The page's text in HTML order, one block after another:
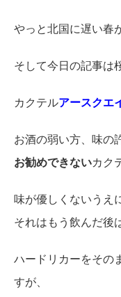
やっと北国に遅い春
そして今日の記事は
カクテルアースクエ
お酒の弱い方、味の
お勧めできないカク
味が優しくないうえ
それはもう飲んだ後
ハードリカーをその
すが、